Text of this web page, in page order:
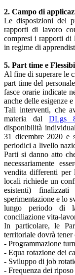
2. Campo di
Le disposizioni del
rapporti di lavoro
compresi i rapporti di
in regime di
5. Part time e
Al fine di superare le
part time del
fasce orarie indicate
anche delle esigenze
Tali interventi, che
materia dal DLgs
disponibilità
31 dicembre 2020 e
periodici a livello
Parti si danno atto
necessariamente
vendita differenti per
locali richiede un
esistenti)
sperimentazione e lo
lungo periodo di
conciliazione vita-
In particolare, le
territoriale dovrà
- Programmazione
- Equa rotazione dei
- Sviluppo di job
- Frequenza dei